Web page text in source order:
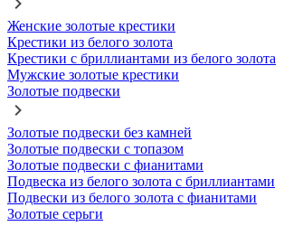
Женские золотые крестики
Крестики из белого золота
Крестики с бриллиантами из белого золота
Мужские золотые крестики
Золотые подвески
Золотые подвески без камней
Золотые подвески с топазом
Золотые подвески с фианитами
Подвеска из белого золота с бриллиантами
Подвески из белого золота с фианитами
Золотые серьги